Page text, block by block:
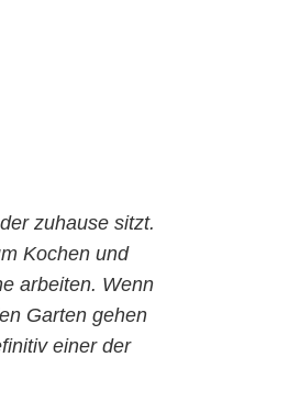
zuhause sitzt.
Kochen und
arbeiten. Wenn
Garten gehen
einer der